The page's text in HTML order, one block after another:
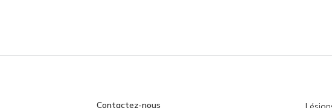
Contactez-nous